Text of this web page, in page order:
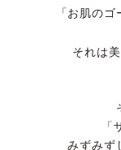
「お肌の
それは
みずみず